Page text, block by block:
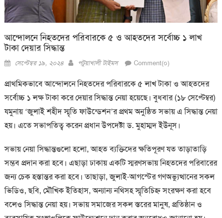
আন্দোলনে নিহতদের পরিবারকে ৫ ও আহতদের সর্বোচ্চ ১ লাখ
টাকা দেয়ার সিদ্ধান্ত
Posted
সেপ্টেম্বর ১৯, ২০২৪ Author
পটুয়াখালী টাইমস Comment(০)
প্রাথমিকভাবে আন্দোলনে নিহতদের পরিবারকে ৫ লাখ টাকা ও আহতদের
সর্বোচ্চ ১ লক্ষ টাকা করে দেয়ার সিদ্ধান্ত নেয়া হয়েছে। বুধবার (১৮ সেপ্টেম্বর)
যমুনায় ‘জুলাই শহীদ স্মৃতি ফাউন্ডেশন’র প্রথম অনুষ্ঠিত সভায় এ সিদ্ধান্ত নেয়া
হয়। এতে সভাপতিত্ব করেন প্রধান উপদেষ্টা ড. মুহাম্মদ ইউনূস।
সভায় নেয়া সিদ্ধান্তগুলো হলো, আহত ব্যক্তিদের ক্ষতিপূরণ যত তাড়াতাড়ি
সম্ভব প্রদান করা হবে। এছাড়া ঢাকায় একটি স্মরণসভায় নিহতদের পরিবারের
জন্য চেক হস্তান্তর করা হবে। তাছাড়া, জুলাই-আগস্টের গণঅভ্যুত্থানের সকল
ভিডিও, ছবি, মৌখিক ইতিহাস, অন্যান্য নথিসহ স্মৃতিচিহ্ন সংরক্ষণ করা হবে
বলেও সিদ্ধান্ত নেয়া হয়। সভায় সমাজের সকল স্তরের মানুষ, প্রতিষ্ঠান ও